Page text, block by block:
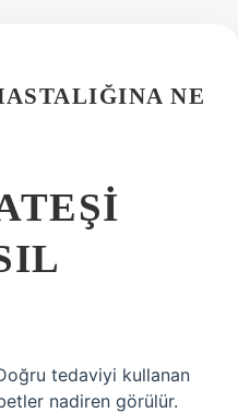
NE
tedaviyi kullanan
nadiren görülür.